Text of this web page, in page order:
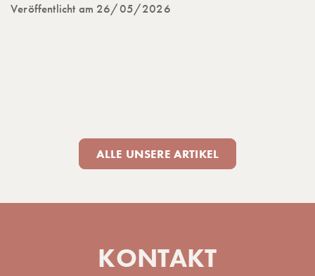
Veröffentlicht am 26/05/2026
ALLE UNSERE ARTIKEL
KONTAKT